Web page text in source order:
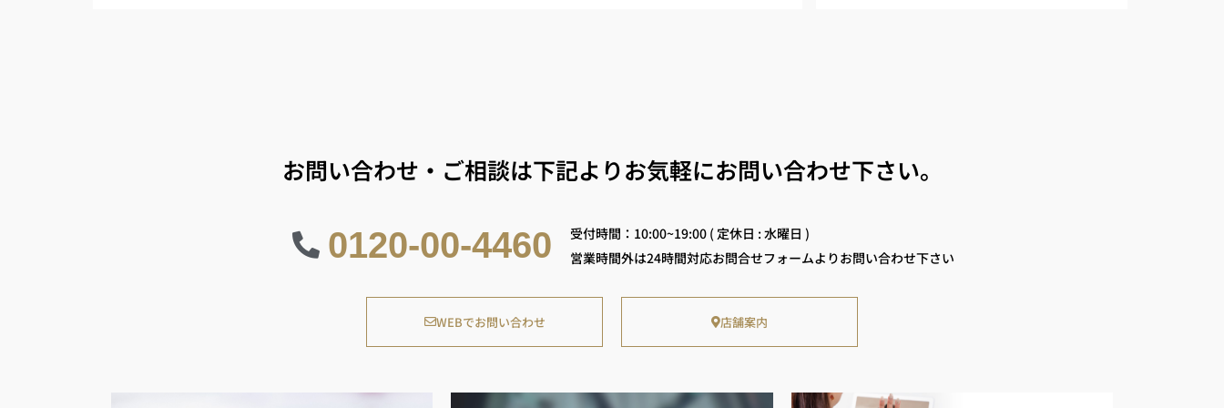
お問い合わせ・ご相談は下記よりお気軽にお問い合わせ下さい。
0120-00-4460
受付時間：10:00~19:00 ( 定休日 : 水曜日 )
営業時間外は24時間対応お問合せフォームよりお問い合わせ下さい
WEBでお問い合わせ 店舗案内